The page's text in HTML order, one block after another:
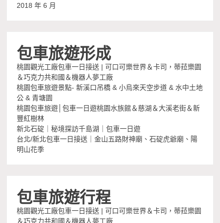
2018 年 6 月
包車旅遊形成
桃園觀光工廠包車一日接送 | 可口可樂世界＆卡司，蒂菈樂園
＆巧克力共和國＆機器人夢工廠
桃園包車旅遊景點- 新溪口吊橋 & 小烏來天空步道 & 水中土地
公 & 青塘園
桃園包車旅遊│包車一日遊桃園水族館＆慈湖＆大溪老街＆新
豐紅樹林
新北石碇｜秘境探訪千島湖｜包車一日遊
台北/新北包車一日接送｜金山五路財神廟、石碇虎爺廟、陽
明山花季
包車旅遊行程
桃園觀光工廠包車一日接送 | 可口可樂世界＆卡司，蒂菈樂園
＆巧克力共和國＆機器人夢工廠